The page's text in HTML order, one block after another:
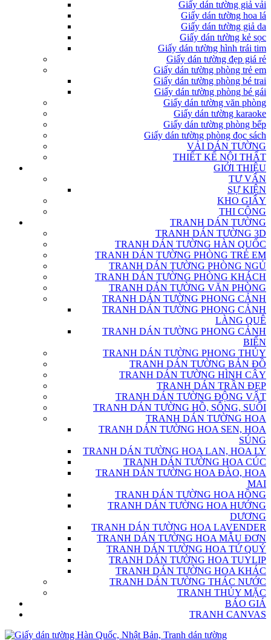
Giấy dán tường giả vải
Giấy dán tường hoa lá
Giấy dán tường giả da
Giấy dán tường kẻ sọc
Giấy dán tường hình trái tim
Giấy dán tường đẹp giá rẻ
Giấy dán tường phòng trẻ em
Giấy dán tường phòng bé trai
Giấy dán tường phòng bé gái
Giấy dán tường văn phòng
Giấy dán tường karaoke
Giấy dán tường phòng bếp
Giấy dán tường phòng đọc sách
VẢI DÁN TƯỜNG
THIẾT KẾ NỘI THẤT
GIỚI THIỆU
TƯ VẤN
SỰ KIỆN
KHO GIẤY
THI CÔNG
TRANH DÁN TƯỜNG
TRANH DÁN TƯỜNG 3D
TRANH DÁN TƯỜNG HÀN QUỐC
TRANH DÁN TƯỜNG PHÒNG TRẺ EM
TRANH DÁN TƯỜNG PHÒNG NGỦ
TRANH DÁN TƯỜNG PHÒNG KHÁCH
TRANH DÁN TƯỜNG VĂN PHÒNG
TRANH DÁN TƯỜNG PHONG CẢNH
TRANH DÁN TƯỜNG PHONG CẢNH
LÀNG QUÊ
TRANH DÁN TƯỜNG PHONG CẢNH
BIỂN
TRANH DÁN TƯỜNG PHONG THỦY
TRANH DÁN TƯỜNG BẢN ĐỒ
TRANH DÁN TƯỜNG HÌNH CÂY
TRANH DÁN TRẦN ĐẸP
TRANH DÁN TƯỜNG ĐỘNG VẬT
TRANH DÁN TƯỜNG HỒ, SÔNG, SUỐI
TRANH DÁN TƯỜNG HOA
TRANH DÁN TƯỜNG HOA SEN, HOA
SÚNG
TRANH DÁN TƯỜNG HOA LAN, HOA LY
TRANH DÁN TƯỜNG HOA CÚC
TRANH DÁN TƯỜNG HOA ĐÀO, HOA
MAI
TRANH DÁN TƯỜNG HOA HỒNG
TRANH DÁN TƯỜNG HOA HƯỚNG
DƯƠNG
TRANH DÁN TƯỜNG HOA LAVENDER
TRANH DÁN TƯỜNG HOA MẪU ĐƠN
TRANH DÁN TƯỜNG HOA TỨ QUÝ
TRANH DÁN TƯỜNG HOA TUYLIP
TRANH DÁN TƯỜNG HOA KHÁC
TRANH DÁN TƯỜNG THÁC NƯỚC
TRANH THỦY MẶC
BÁO GIÁ
TRANH CANVAS